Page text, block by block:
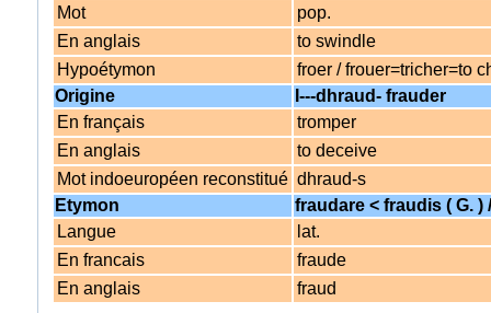
Mot
pop.
En anglais
to swindle
Hypoétymon
froer / frouer=tricher=to
Origine
I---dhraud- frauder
En français
tromper
En anglais
to deceive
Mot indoeuropéen reconstitué dhraud-s
Etymon
fraudare < fraudis ( G.
Langue
lat.
En francais
fraude
En anglais
fraud